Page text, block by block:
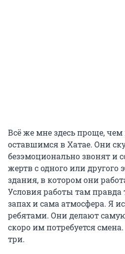
Всё же мне здесь проще,
оставшимся в Хатае. Они
безэмоционально звонят и
жертв с одного или другого
здания, в котором они
Условия работы там
запах и сама атмосфера. Я
ребятами. Они делают
скоро им потребуется
три.